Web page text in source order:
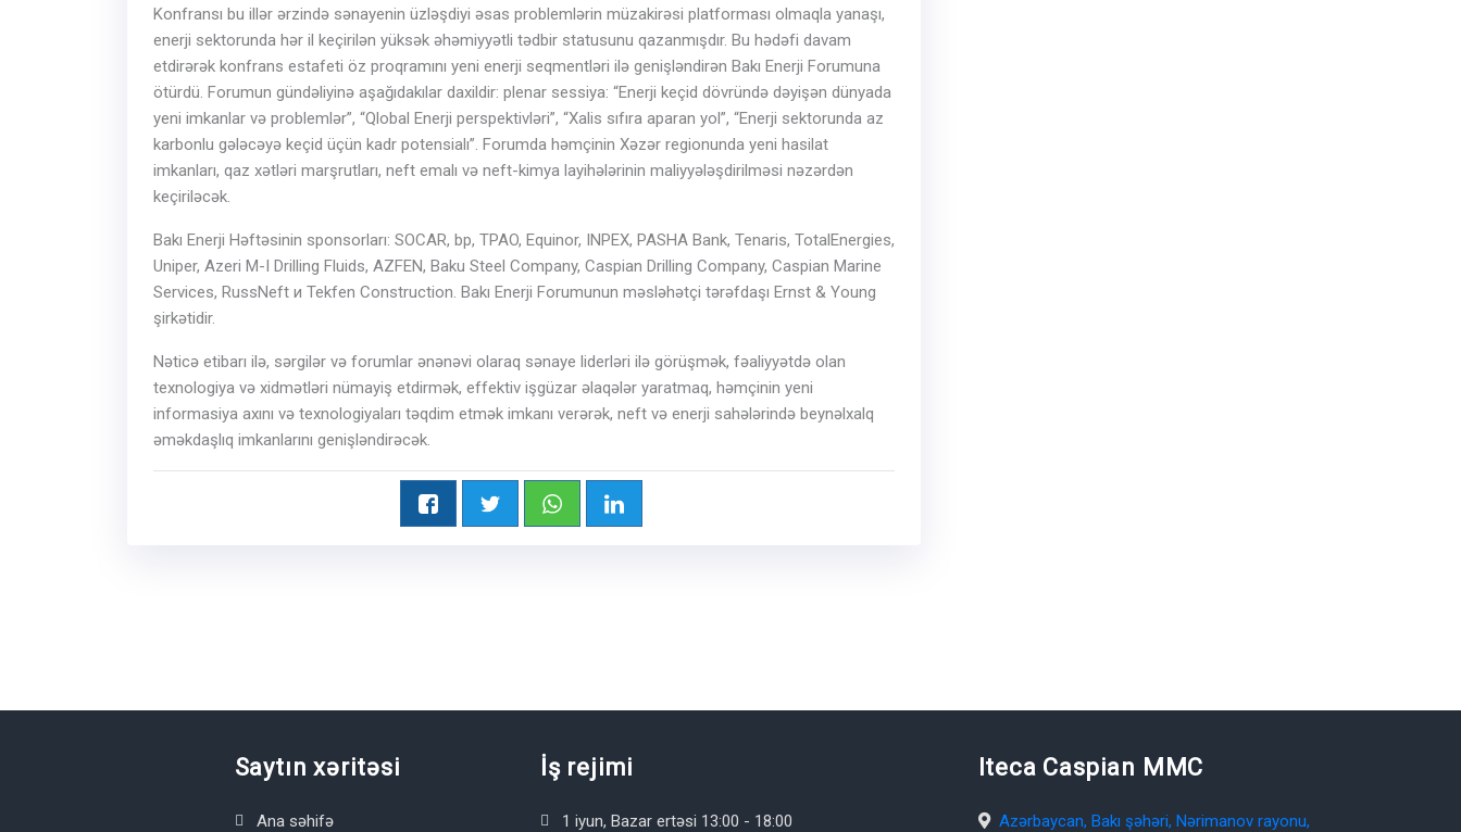
Konfransı bu illər ərzində sənayenin üzləşdiyi əsas problemlərin müzakirəsi platforması olmaqla yanaşı,
enerji sektorunda hər il keçirilən yüksək əhəmiyyətli tədbir statusunu qazanmışdır. Bu hədəfi davam
etdirərək konfrans estafeti öz proqramını yeni enerji seqmentləri ilə genişləndirən Bakı Enerji Forumuna
ötürdü. Forumun gündəliyinə aşağıdakılar daxildir: plenar sessiya: “Enerji keçid dövründə dəyişən dünyada
yeni imkanlar və problemlər”, “Qlobal Enerji perspektivləri”, “Xalis sıfıra aparan yol”, “Enerji sektorunda az
karbonlu gələcəyə keçid üçün kadr potensialı”. Forumda həmçinin Xəzər regionunda yeni hasilat
imkanları, qaz xətləri marşrutları, neft emalı və neft-kimya layihələrinin maliyyələşdirilməsi nəzərdən
keçiriləcək.
Bakı Enerji Həftəsinin sponsorları: SOCAR, bp, TPAO, Equinor, INPEX, PASHA Bank, Tenaris, TotalEnergies,
Uniper, Azeri M-I Drilling Fluids, AZFEN, Baku Steel Company, Caspian Drilling Company, Caspian Marine
Services, RussNeft и Tekfen Construction. Bakı Enerji Forumunun məsləhətçi tərəfdaşı Ernst & Young
şirkətidir.
Nəticə etibarı ilə, sərgilər və forumlar ənənəvi olaraq sənaye liderləri ilə görüşmək, fəaliyyətdə olan
texnologiya və xidmətləri nümayiş etdirmək, effektiv işgüzar əlaqələr yaratmaq, həmçinin yeni
informasiya axını və texnologiyaları təqdim etmək imkanı verərək, neft və enerji sahələrində beynəlxalq
əməkdaşlıq imkanlarını genişləndirəcək.
Saytın xəritəsi
Ana səhifə
İş rejimi
1 iyun, Bazar ertəsi 13:00 - 18:00
Iteca Caspian MMC
Azərbaycan, Bakı şəhəri, Nərimanov rayonu,